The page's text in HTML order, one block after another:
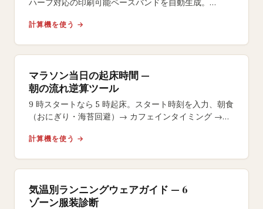
ハーフ対応の印刷可能ペースバンドを自動生成。
ネガティブスプリット戦略やサイズ選択も自在。
計算機を使う →
マラソン当日の起床時間 —
朝の流れ逆算ツール
9 時スタートなら 5 時起床。スタート時刻を入力、朝食
（おにぎり・海苔回避）→ カフェインタイミング →
計算機を使う →
気温別ランニングウェアガイド — 6
ゾーン服装診断